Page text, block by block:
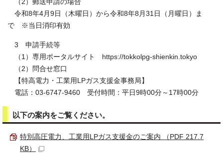
（2）郵送申請の場合
令和8年4月9日（木曜日）から令和8年8月31日（月曜日）ま
で ※当日消印有効
3 申請手続等
（1）専用ポータルサイト https://tokkolpg-shienkin.tokyo
（2）問合せ窓口
【特高電力・工業用LPガス支援金事務局】
電話：03-6747-9460 受付時間：平日9時00分～17時00分
以下の案内をご覧ください。
特別高圧電力、工業用LPガス支援金のご案内 （PDF 217.7
KB）